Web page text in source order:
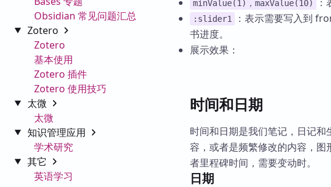
Obsidian 常见问题汇总
Zotero
Zotero
基本使用
Zotero 插件
Zotero 使用技巧
太微
太微
知识管理应用
学术研究
其它
英语学习
minValue(1)，maxValue(10)
:slider1
：表示需要写入到
书进度。
展示效果：
时间和日期
时间和日期是我们笔记，日记
容，或者是频繁修改的内容，
者里程碑时间，需要变动时。
日期